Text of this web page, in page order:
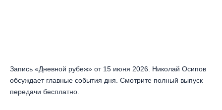
Запись «Дневной рубеж» от 15 июня 2026. Николай Осипов
обсуждает главные события дня. Смотрите полный выпуск
передачи бесплатно.